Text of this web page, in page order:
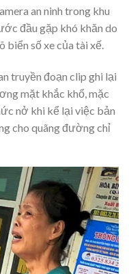
an ninh trong khu
đầu gặp khó khăn do
biển số xe của tài xế.
truyền đoạn clip ghi lại
mặt khắc khổ, mặc
nở khi kể lại việc bản
cho quãng đường chỉ